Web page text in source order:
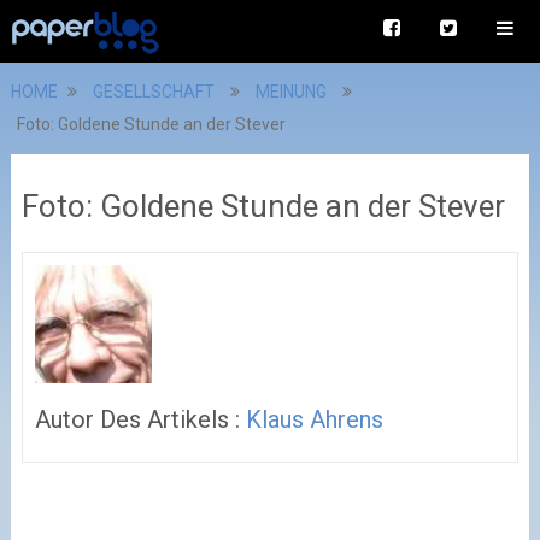
HOME GESELLSCHAFT
MEINUNG
Foto: Goldene Stunde an der Stever
Foto: Goldene Stunde an der Stever
Autor Des Artikels : Klaus Ahrens